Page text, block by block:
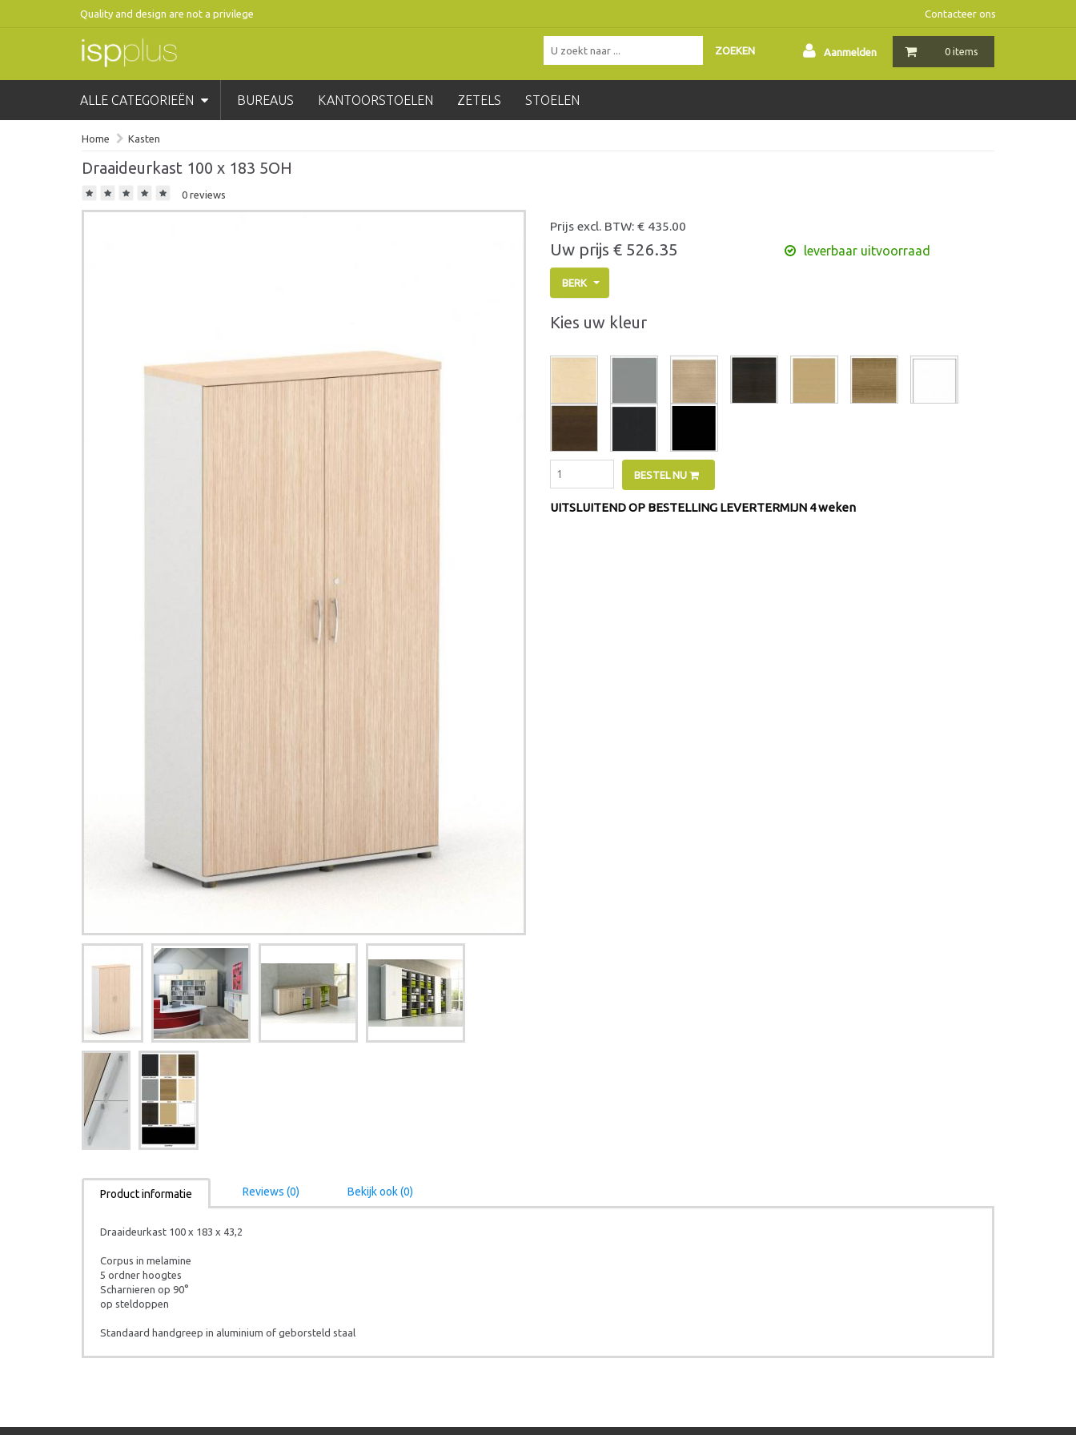
Quality and design are not a privilege Contacteer ons
0 items
Aanmelden
ZOEKEN
ALLE CATEGORIEËN BUREAUS KANTOORSTOELEN ZETELS STOELEN
Home Kasten
Draaideurkast 100 x 183 5OH
0 reviews
Prijs excl. BTW: € 435.00
Uw prijs € 526.35 leverbaar uitvoorraad
BERK
Kies uw kleur
BESTEL NU
UITSLUITEND OP BESTELLING LEVERTERMIJN 4 weken
Product informatie Reviews (0) Bekijk ook (0)
Draaideurkast 100 x 183 x 43,2
Corpus in melamine
5 ordner hoogtes
Scharnieren op 90°
op steldoppen
Standaard handgreep in aluminium of geborsteld staal